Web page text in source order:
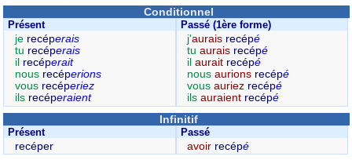
Conditionnel
Présent
je recéperais
tu recéperais
il recéperait
nous recéperions
vous recéperiez
ils recéperaient
Passé (1ère forme)
j'aurais recépé
tuaurais recépé
ilaurait recépé
nousaurions recépé
vousauriez recépé
ilsauraient recépé
Infinitif
Présent
recéper
Passé
avoir recépé